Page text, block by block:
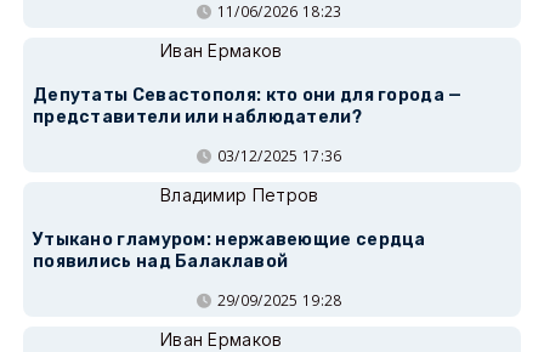
11/06/2026 18:23
Иван Ермаков
Депутаты Севастополя: кто они для города —
представители или наблюдатели?
03/12/2025 17:36
Владимир Петров
Утыкано гламуром: нержавеющие сердца
появились над Балаклавой
29/09/2025 19:28
Иван Ермаков